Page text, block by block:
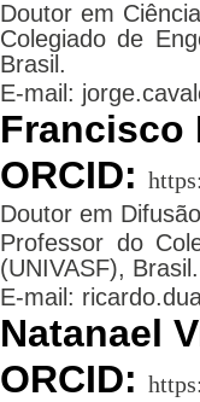
Doutor em
Colegiado de
Brasil.
E-mail:
Francisco
ORCID:
Doutor em
Professor do
(UNIVASF), Brasil.
E-mail:
Natanael
ORCID: